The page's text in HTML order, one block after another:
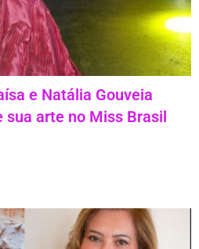
e Natália Gouveia
sua arte no Miss Brasil